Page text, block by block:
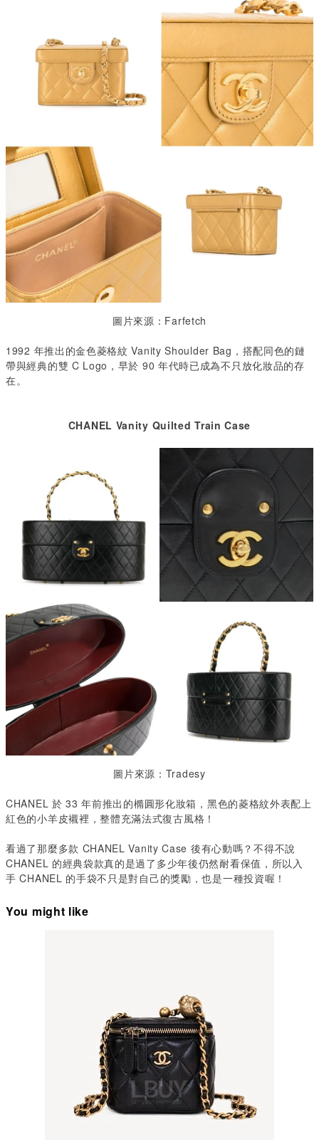
圖片來源：Farfetch
1992 年推出的金色菱格紋 Vanity Shoulder Bag，搭配同色的鏈
帶與經典的雙 C Logo，早於 90 年代時已成為不只放化妝品的存
在。
CHANEL Vanity Quilted Train Case
圖片來源：Tradesy
CHANEL 於 33 年前推出的橢圓形化妝箱，黑色的菱格紋外表配上
紅色的小羊皮襯裡，整體充滿法式復古風格！
看過了那麼多款 CHANEL Vanity Case 後有心動嗎？不得不說
CHANEL 的經典袋款真的是過了多少年後仍然耐看保值，所以入
手 CHANEL 的手袋不只是對自己的獎勵，也是一種投資喔！
You might like